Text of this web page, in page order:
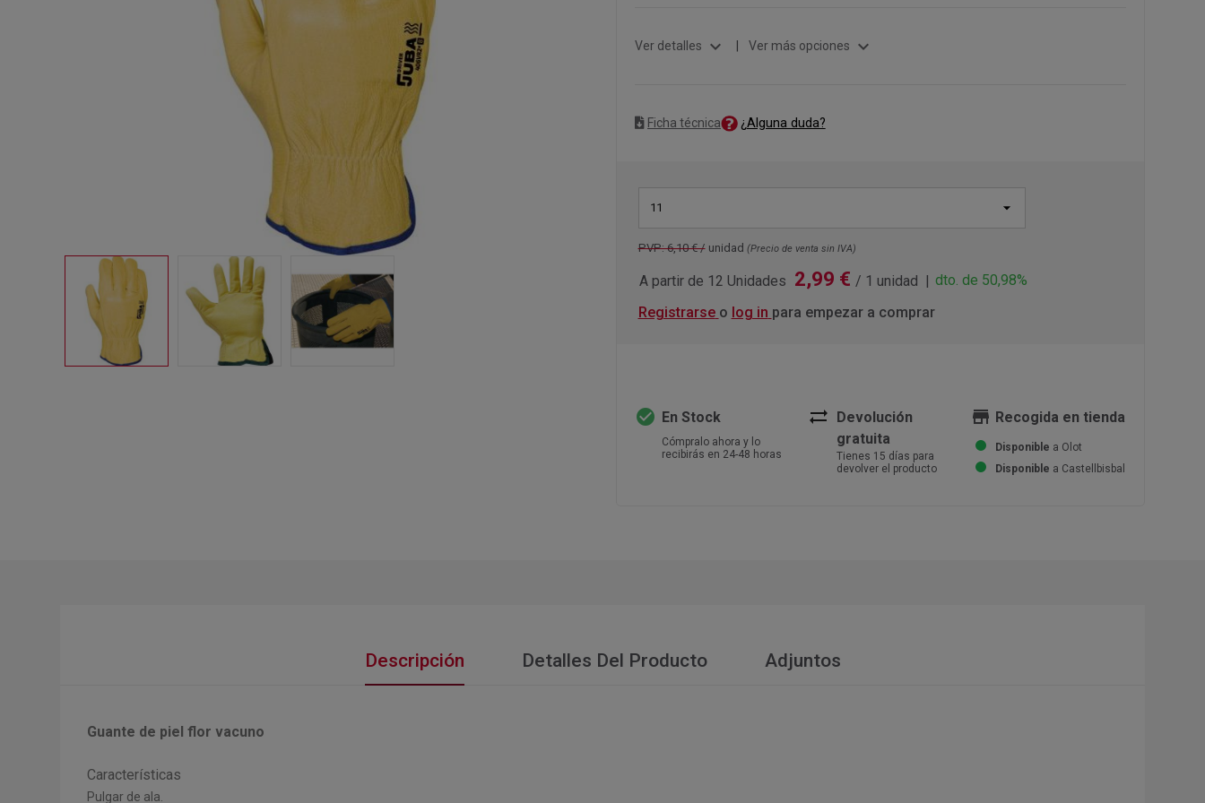
Ver detalles expand_more | Ver más opciones expand_more
Ficha técnica ¿Alguna duda?
11
PVP: 6,10 € / unidad (Precio de venta sin IVA)
A partir de 12 Unidades 2,99 € / 1 unidad
dto. de 50,98%
Registrarse o log in para empezar a comprar
check_circle En Stock
Cómpralo ahora y lo
recibirás en 24-48 horas
sync_alt Devolución
gratuita
Tienes 15 días para
devolver el producto
store Recogida en tienda
Disponible a Olot
Disponible a Castellbisbal
Descripción Detalles Del Producto Adjuntos
Guante de piel flor vacuno
Características
Pulgar de ala.